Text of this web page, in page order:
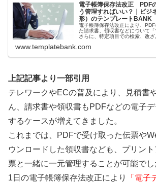
電子帳簿保存法改正 PDF
う管理すればいい？｜ビジ
形）のテンプレートBANK
電子帳簿保存法改正により、PDF
た請求書、領収書などについて「
さらに、特定項目での検索、改ざ
テムの導入なしで要件を満たす方
www.templatebank.com
上記記事より一部引用
テレワークやECの普及により、見積書
ん、請求書や領収書もPDFなどの電子
するケースが増えてきました。
これまでは、PDFで受け取った伝票や
ウンロードした領収書なども、プリン
票と一緒に一元管理することが可能で
1日の電子帳簿保存法改正により
「電子